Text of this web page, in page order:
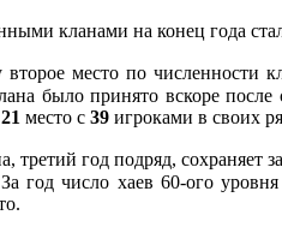
кланами на конец года
место по численности
было принято вскоре
21 место с 39 игроками в своих
третий год подряд, сохраняет
год число хаев 60-ого